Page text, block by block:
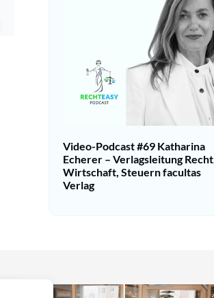
Video-Podcast #69 Katharina
Echerer – Verlagsleitung Recht,
Wirtschaft, Steuern facultas
Verlag